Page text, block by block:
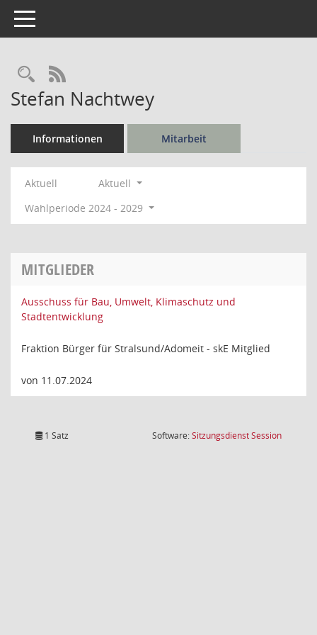
Toggle navigation
Rechercheauswahl
RSS-Feed
Stefan Nachtwey
Informationen Mitarbeit
Aktuell
Aktuell
Wahlperiode 2024 - 2029
MITGLIEDER
Ausschuss für Bau, Umwelt, Klimaschutz und
Stadtentwicklung
Fraktion Bürger für Stralsund/Adomeit - skE Mitglied
von 11.07.2024
1 Satz Software:SitzungsdienstSession(Wird in